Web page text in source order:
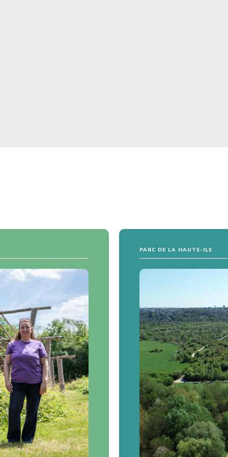
PARC DE LA HAUTE-ILE